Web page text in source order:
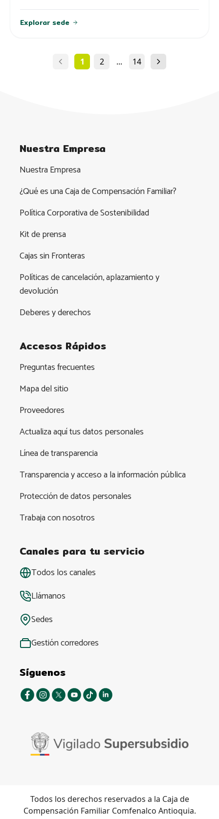
Explorar sede
1 2 ... 14
Nuestra Empresa
Nuestra Empresa
¿Qué es una Caja de Compensación Familiar?
Política Corporativa de Sostenibilidad
Kit de prensa
Cajas sin Fronteras
Políticas de cancelación, aplazamiento y
devolución
Deberes y derechos
Accesos Rápidos
Preguntas frecuentes
Mapa del sitio
Proveedores
Actualiza aquí tus datos personales
Línea de transparencia
Transparencia y acceso a la información pública
Protección de datos personales
Trabaja con nosotros
Canales para tu servicio
Todos los canales
Llámanos
Sedes
Gestión corredores
Síguenos
Todos los derechos reservados a la Caja de
Compensación Familiar Comfenalco Antioquia.